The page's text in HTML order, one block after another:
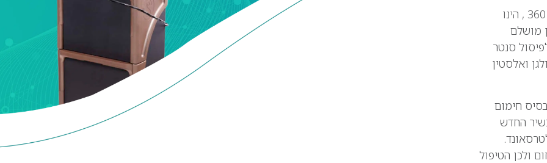
מכשיר האולטרסאונד של מרים זרצקי בשילוב עם טופ מדיקה 360 , הינו
מושלם
סנטר
ואלסטין
חימום
החדש
ולכן הטיפול